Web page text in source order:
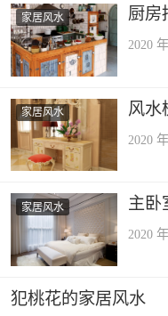
家居风水 厨房
2020
家居风水 风水
2020
家居风水 主卧
2020
犯桃花的家居风水